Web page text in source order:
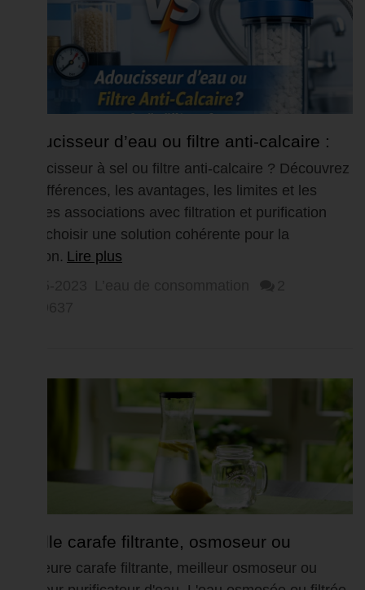
Adoucisseur d’eau ou filtre anti-calcaire :
quelle différence et...
Adoucisseur à sel ou filtre anti-calcaire ? Découvrez
les différences, les avantages, les limites et les
bonnes associations avec filtration et purification
pour choisir une solution cohérente pour la
maison. Lire plus
Quelle carafe filtrante, osmoseur ou
purificateur d'eau choisir ?
Meilleure carafe filtrante, meilleur osmoseur ou